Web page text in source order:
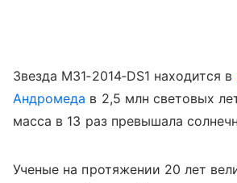
Звезда M31‑2014‑DS1 находится в
Андромеда в 2,5 млн световых
масса в 13 раз превышала
Ученые на протяжении 20 лет